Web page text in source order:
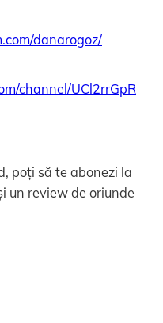
danarogoz/
channel/UCl2rrGpR
poți să te abonezi la
un review de oriunde